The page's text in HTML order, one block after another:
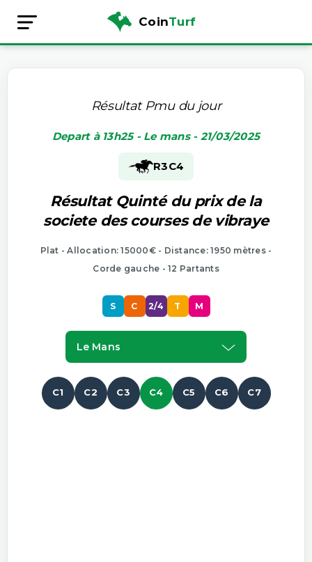
CoinTurf
Résultat Pmu du jour
Depart à 13h25 - Le mans - 21/03/2025
R3C4
Résultat Quinté du prix de la
societe des courses de vibraye
Plat - Allocation: 15000€ - Distance: 1950 mètres -
Corde gauche - 12 Partants
S C 2/4 T M
Le Mans
C1 C2 C3 C4 C5 C6 C7